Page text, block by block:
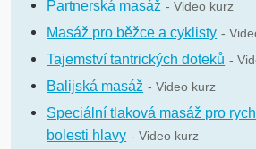
Partnerská masáž - Video kurz
Masáž pro běžce a cyklisty -
Tajemství tantrických doteků -
Balijská masáž - Video kurz
Speciální tlaková masáž pro
bolesti hlavy - Video kurz